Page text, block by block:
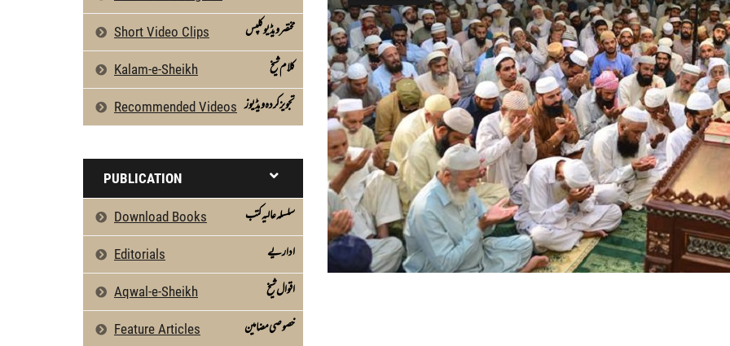
Short Video Clips مختصر ویڈیو کلپس
Kalam-e-Sheikh كلام شیخ
Recommended Videos تجویز کردہ ویڈیوز
PUBLICATION
Download Books سلسلہ عالیہ کتب
Editorials اداریے
Aqwal-e-Sheikh اقوال شیخ
Feature Articles خصوصی مضامین